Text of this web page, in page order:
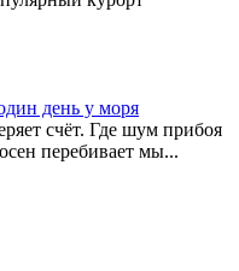
день у моря
счёт. Где шум прибоя
перебивает мы...